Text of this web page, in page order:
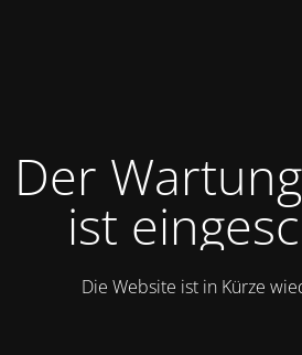
Der
ist
Die Website ist in Kürze